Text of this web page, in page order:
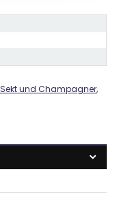
Sekt und Champagner,